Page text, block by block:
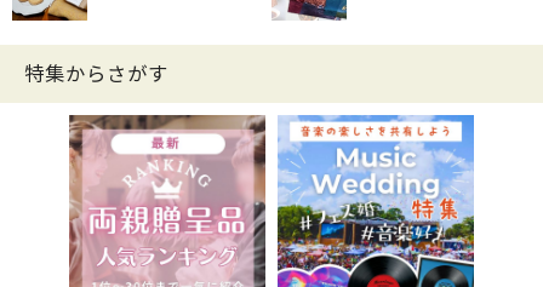
特集からさがす